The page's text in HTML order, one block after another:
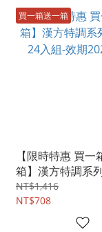
買一箱送一箱
【限時特惠 買一
箱】漢方特調系
24入組-效期
NT$1,416
NT$708